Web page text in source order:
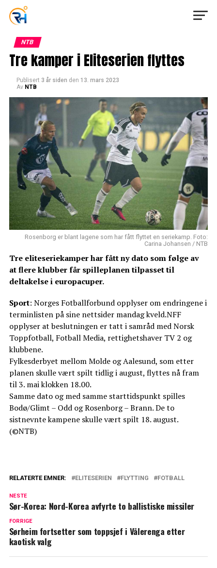
NTB
Tre kamper i Eliteserien flyttes
Publisert 3 år siden den 13. mars 2023
Av NTB
Rosenborg er blant lagene som har fått flyttet en seriekamp. Foto:
Carina Johansen / NTB
Tre eliteseriekamper har fått ny dato som følge av
at flere klubber får spilleplanen tilpasset til
deltakelse i europacuper.
Sport: Norges Fotballforbund opplyser om endringene i
terminlisten på sine nettsider mandag kveld.NFF
opplyser at beslutningen er tatt i samråd med Norsk
Toppfotball, Fotball Media, rettighetshaver TV 2 og
klubbene.
Fylkesderbyet mellom Molde og Aalesund, som etter
planen skulle vært spilt tidlig i august, flyttes nå fram
til 3. mai klokken 18.00.
Samme dato og med samme starttidspunkt spilles
Bodø/Glimt – Odd og Rosenborg – Brann. De to
sistnevnte kampene skulle vært spilt 18. august.
(©NTB)
RELATERTE EMNER: ELITESERIEN FLYTTING FOTBALL
NESTE
Sør-Korea: Nord-Korea avfyrte to ballistiske missiler
FORRIGE
Sørheim fortsetter som toppsjef i Vålerenga etter
kaotisk valg